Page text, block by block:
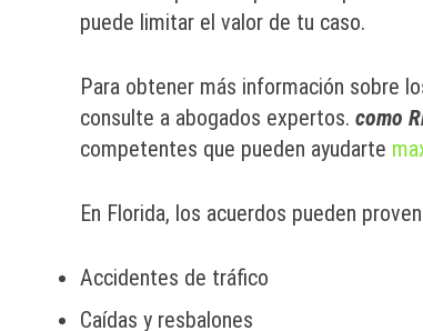
puede limitar el valor de tu caso.
Para obtener más información sobre
consulte a abogados expertos. como
competentes que pueden ayudarte
En Florida, los acuerdos pueden
Accidentes de tráfico
Caídas y resbalones